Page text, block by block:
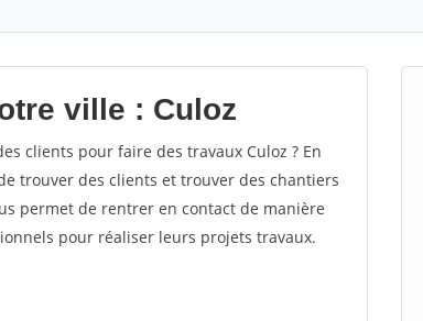
ville : Culoz
clients pour faire des travaux Culoz ? En
trouver des clients et trouver des chantiers
permet de rentrer en contact de manière
pour réaliser leurs projets travaux.